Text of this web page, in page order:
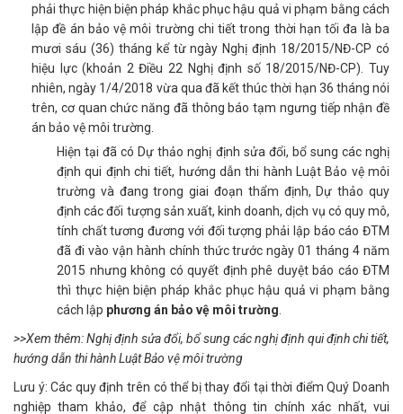
phải thực hiện biện pháp khắc phục hậu quả vi phạm bằng cách
lập đề án bảo vệ môi trường chi tiết trong thời hạn tối đa là ba
mươi sáu (36) tháng kể từ ngày Nghị định 18/2015/NĐ-CP có
hiệu lực (khoản 2 Điều 22 Nghị định số 18/2015/NĐ-CP). Tuy
nhiên, ngày 1/4/2018 vừa qua đã kết thúc thời hạn 36 tháng nói
trên, cơ quan chức năng đã thông báo tạm ngưng tiếp nhận đề
án bảo vệ môi trường.
Hiện tại đã có Dự thảo nghị định sửa đổi, bổ sung các nghị
định qui định chi tiết, hướng dẫn thi hành Luật Bảo vệ môi
trường và đang trong giai đoạn thẩm định, Dự thảo quy
định các đối tượng sản xuất, kinh doanh, dịch vụ có quy mô,
tính chất tương đương với đối tượng phải lập báo cáo ĐTM
đã đi vào vận hành chính thức trước ngày 01 tháng 4 năm
2015 nhưng không có quyết định phê duyệt báo cáo ĐTM
thì thực hiện biện pháp khắc phục hậu quả vi phạm bằng
cách lập phương án bảo vệ môi trường
>>Xem thêm:Nghị định sửa đổi, bổ sung các nghị định qui định chi tiết,
hướng dẫn thi hànhLuậtBảo vệ môi trường
Lưu ý: Các quy định trên có thể bị thay đổi tại thời điểm Quý Doanh
nghiệp tham khảo, để cập nhật thông tin chính xác nhất, vui